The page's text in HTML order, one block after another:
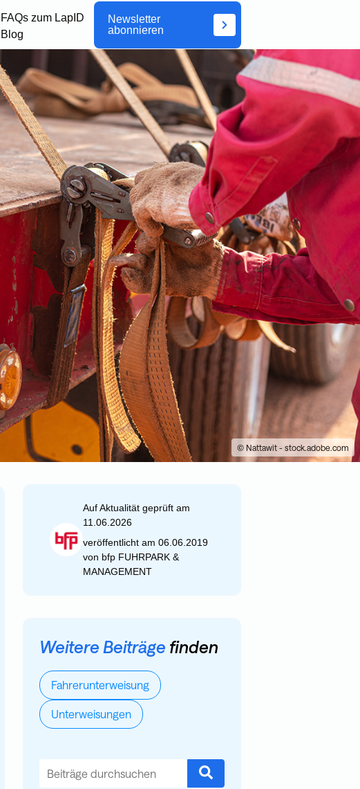
FAQs zum LapID
Blog
Newsletter
abonnieren
© Nattawit - stock.adobe.com
Auf Aktualität geprüft am
11.06.2026
veröffentlicht am 06.06.2019
von bfp FUHRPARK &
MANAGEMENT
Weitere Beiträge finden
Fahrerunterweisung
Unterweisungen
Dies ist ein Suchfeld mit einer automatischen Vorschlagsfunktion.